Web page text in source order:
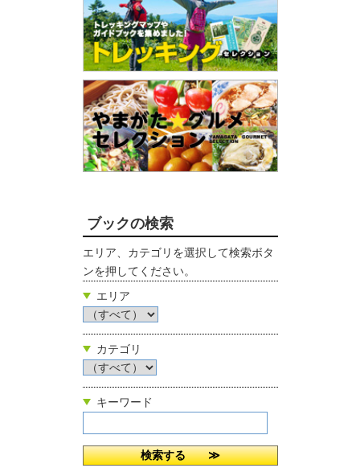
ブックの検索
エリア、カテゴリを選択して検索ボタ
ンを押してください。
エリア
カテゴリ
キーワード